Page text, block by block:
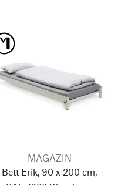
MAGAZIN
Bett Erik, 90 x 200 cm,